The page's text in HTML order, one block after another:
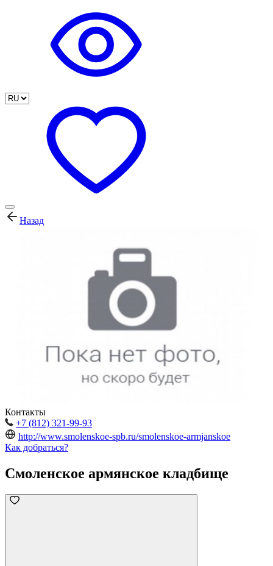
Назад
Контакты
+7 (812) 321-99-93
http://www.smolenskoe-spb.ru/smolenskoe-armjanskoe
Как добраться?
Смоленское армянское кладбище